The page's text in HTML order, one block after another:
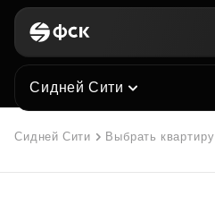
Сидней Сити
Сидней Сити Выбрать квартиру